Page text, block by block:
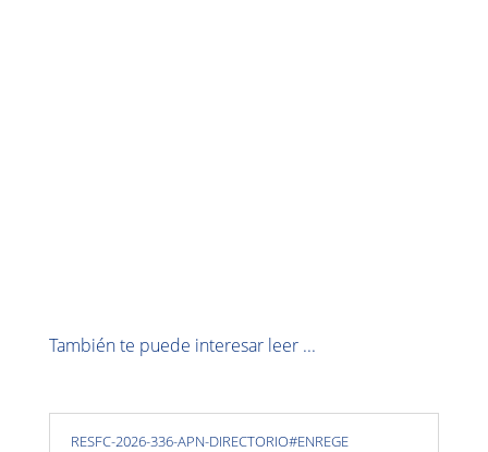
También te puede interesar leer ...
RESFC-2026-336-APN-DIRECTORIO#ENREGE